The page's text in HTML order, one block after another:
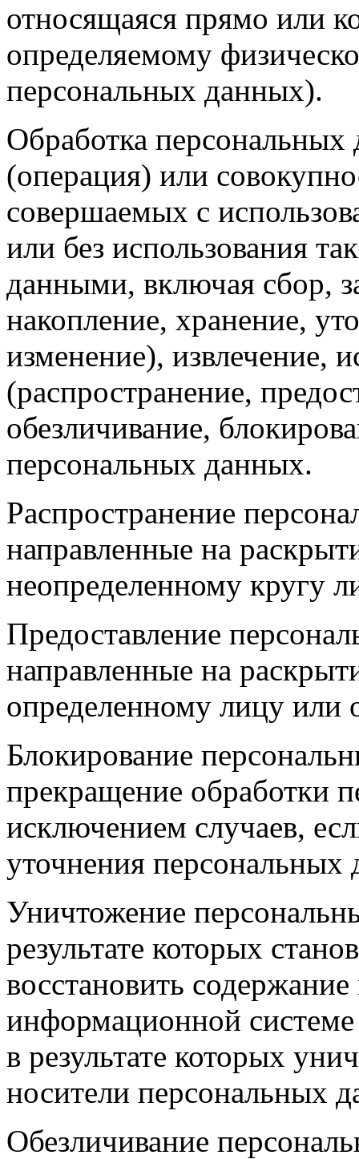
относящаяся прямо или
определяемому
персональных данных).
Обработка
(операция) или
совершаемых с
или без использования
данными, включая сбор,
накопление, хранение,
изменение), извлечение,
(распространение,
обезличивание,
персональных данных.
Распространение
направленные на
неопределенному кругу
Предоставление
направленные на
определенному лицу или
Блокирование
прекращение обработки
исключением случаев,
уточнения персональных
Уничтожение
результате которых
восстановить
информационной
в результате которых
носители персональных
Обезличивание